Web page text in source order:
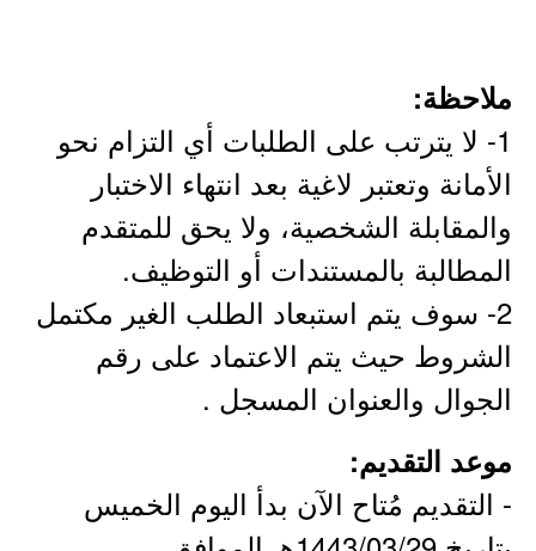
ملاحظة:
1- لا يترتب على الطلبات أي التزام نحو
الأمانة وتعتبر لاغية بعد انتهاء الاختبار
والمقابلة الشخصية، ولا يحق للمتقدم
المطالبة بالمستندات أو التوظيف.
2- سوف يتم استبعاد الطلب الغير مكتمل
الشروط حيث يتم الاعتماد على رقم
الجوال والعنوان المسجل .
موعد التقديم:
- التقديم مُتاح الآن بدأ اليوم الخميس